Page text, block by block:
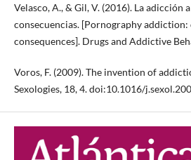
Velasco, A., & Gil, V. (2016). La adicción
consecuencias. [Pornography addiction:
consequences]. Drugs and Addictive
Voros, F. (2009). The invention of
Sexologies, 18, 4. doi:10.1016/